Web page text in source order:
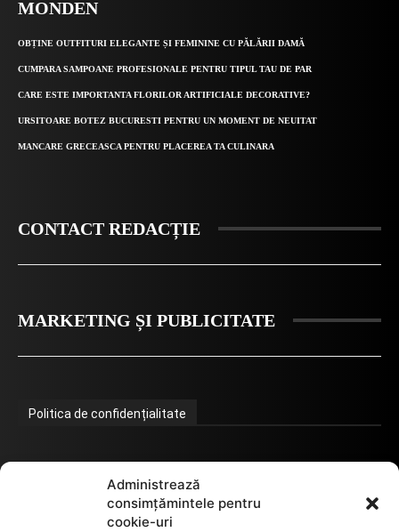
Administrează
consimțămintele pentru
cookie-uri
MONDEN
OBȚINE OUTFITURI ELEGANTE ȘI FEMININE CU PĂLĂRII DAMĂ
CUMPARA SAMPOANE PROFESIONALE PENTRU TIPUL TAU DE PAR
CARE ESTE IMPORTANTA FLORILOR ARTIFICIALE DECORATIVE?
URSITOARE BOTEZ BUCURESTI PENTRU UN MOMENT DE NEUITAT
MANCARE GRECEASCA PENTRU PLACEREA TA CULINARA
CONTACT REDACȚIE
MARKETING ȘI PUBLICITATE
Politica de confidențialitate
Termeni de utilizare